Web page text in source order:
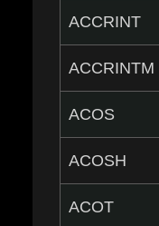
ACCRINT
ACCRINTM
ACOS
ACOSH
ACOT